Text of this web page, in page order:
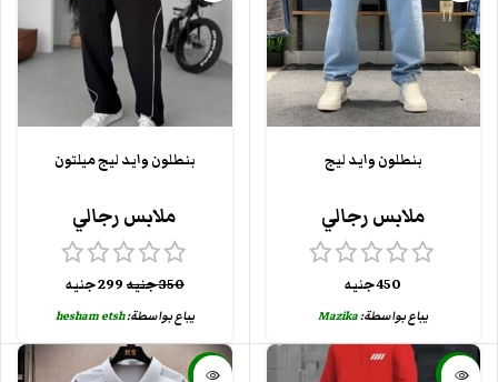
بنطلون وايد ليج
ملابس رجالي
450جنيه
يباع بواسطة:Mazika
بنطلون وايد ليج ميلتون
ملابس رجالي
350جنيه299جنيه
يباع بواسطة:hesham etsh
-30%
-20%